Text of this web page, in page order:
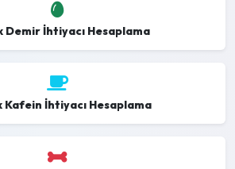
Demir İhtiyacı Hesaplama
Kafein İhtiyacı Hesaplama